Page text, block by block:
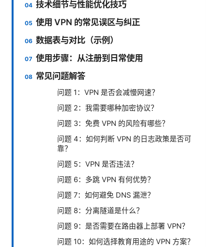
技术细节与性能优化技巧
使用 VPN 的常见误区与纠正
数据表与对比（示例）
使用步骤：从注册到日常使用
常见问题解答
问题 1：VPN 是否会减慢网速？
问题 2：我需要哪种加密协议？
问题 3：免费 VPN 的风险有哪些？
问题 4：如何判断 VPN 的日志政策是否可
靠？
问题 5：VPN 是否违法？
问题 6：多跳 VPN 有何优势？
问题 7：如何避免 DNS 漏泄？
问题 8：分离隧道是什么？
问题 9：是否需要在路由器上部署 VPN？
问题 10：如何选择教育用途的 VPN 方案？